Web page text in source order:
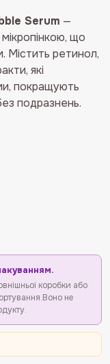
Serum —
що
Містить ретинол,
які
покращують
подразнень.
коробки або
не